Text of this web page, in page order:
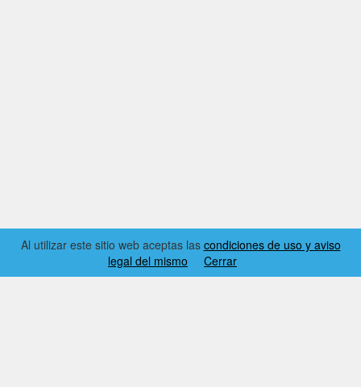
Al utilizar este sitio web aceptas las condiciones de uso y aviso
legal del mismo
Cerrar